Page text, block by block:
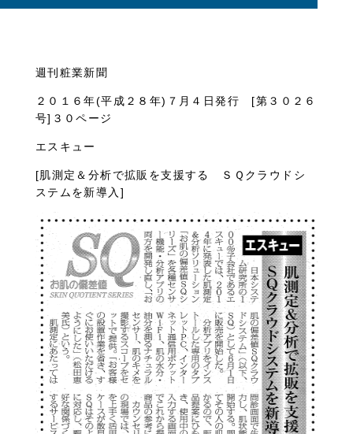
週刊粧業新聞
２０１６年(平成２８年)７月４日発行 [第３０２６
号]３０ページ
エスキュー
[肌測定＆分析で拡販を支援する ＳＱクラウドシ
ステムを新導入]